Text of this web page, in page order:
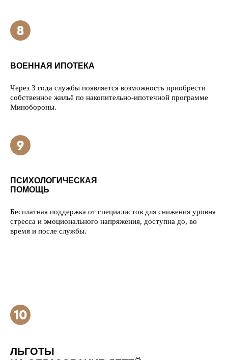
ВОЕННАЯ ИПОТЕКА
Через 3 года службы появляется возможность приобрести
собственное жильё по накопительно-ипотечной программе
Минобороны.
ПСИХОЛОГИЧЕСКАЯ
ПОМОЩЬ
Бесплатная поддержка от специалистов для снижения уровня
стресса и эмоционального напряжения, доступна до, во
время и после службы.
ЛЬГОТЫ